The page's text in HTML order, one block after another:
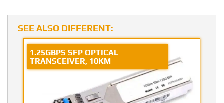
SEE ALSO DIFFERENT:
1.25GBPS SFP OPTICAL
TRANSCEIVER, 10KM